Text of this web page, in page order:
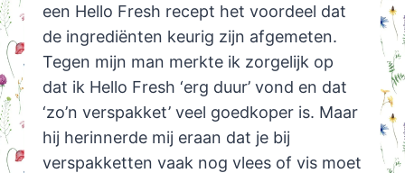
een Hello Fresh recept het voordeel dat
de ingrediënten keurig zijn afgemeten.
Tegen mijn man merkte ik zorgelijk op
dat ik Hello Fresh ‘erg duur’ vond en dat
‘zo’n verspakket’ veel goedkoper is. Maar
hij herinnerde mij eraan dat je bij
verspakketten vaak nog vlees of vis moet